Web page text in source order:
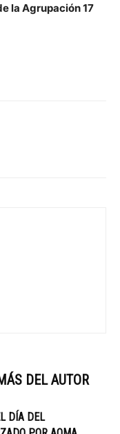
la Agrupación 17
DEL AUTOR
DÍA DEL